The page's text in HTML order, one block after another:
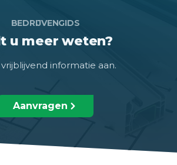
BEDRIJVENGIDS
u meer weten?
vrijblijvend informatie aan.
Aanvragen